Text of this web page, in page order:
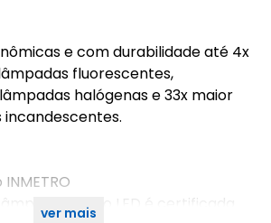
e com durabilidade até 4x
fluorescentes,
halógenas e 33x maior
incandescentes.
Bulbo LED é certificada
ver mais